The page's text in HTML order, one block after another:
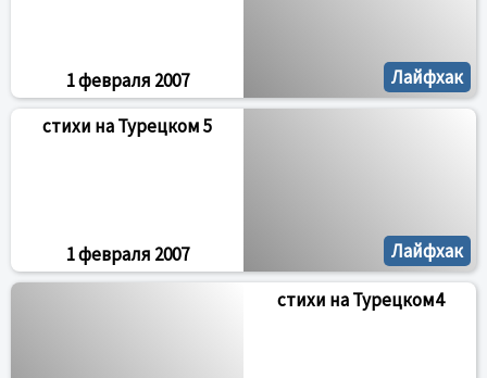
Лайфхак
1 февраля 2007
Лайфхак
стихи на Турецком 5
1 февраля 2007
стихи на Турецком4